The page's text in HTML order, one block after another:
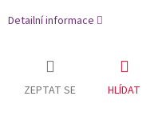
Detailní informace
ZEPTAT SE HLÍDAT